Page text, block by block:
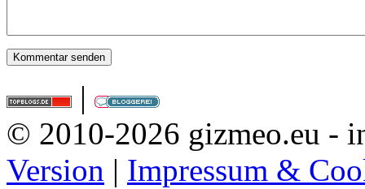
|
© 2010-2026 gizmeo.eu -
Version | Impressum &